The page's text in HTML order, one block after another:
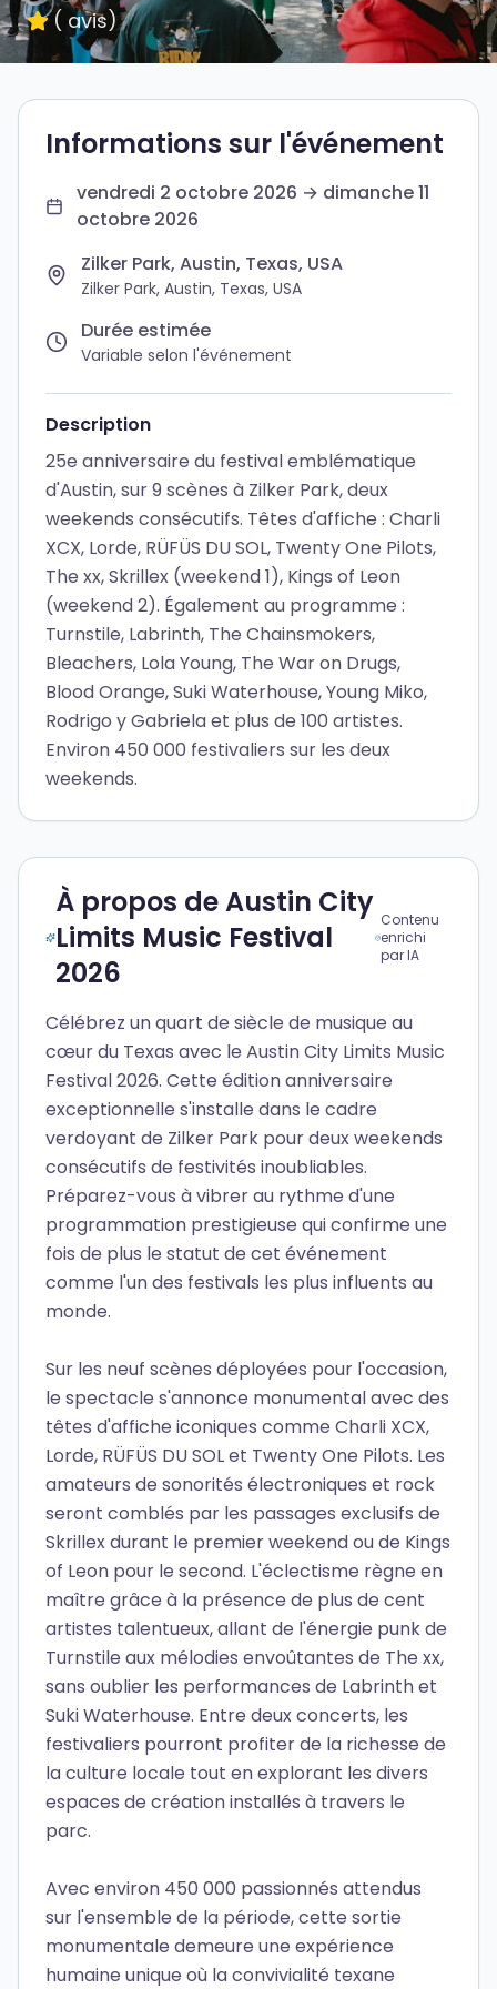
( avis)
Informations sur l'événement
vendredi 2 octobre 2026 → dimanche 11
octobre 2026
Zilker Park, Austin, Texas, USA
Zilker Park, Austin, Texas, USA
Durée estimée
Variable selon l'événement
Description
25e anniversaire du festival emblématique
d'Austin, sur 9 scènes à Zilker Park, deux
weekends consécutifs. Têtes d'affiche : Charli
XCX, Lorde, RÜFÜS DU SOL, Twenty One Pilots,
The xx, Skrillex (weekend 1), Kings of Leon
(weekend 2). Également au programme :
Turnstile, Labrinth, The Chainsmokers,
Bleachers, Lola Young, The War on Drugs,
Blood Orange, Suki Waterhouse, Young Miko,
Rodrigo y Gabriela et plus de 100 artistes.
Environ 450 000 festivaliers sur les deux
weekends.
À propos de Austin City
Limits Music Festival
2026
Contenu
enrichi
par IA
Célébrez un quart de siècle de musique au
cœur du Texas avec le Austin City Limits Music
Festival 2026. Cette édition anniversaire
exceptionnelle s'installe dans le cadre
verdoyant de Zilker Park pour deux weekends
consécutifs de festivités inoubliables.
Préparez-vous à vibrer au rythme d'une
programmation prestigieuse qui confirme une
fois de plus le statut de cet événement
comme l'un des festivals les plus influents au
monde.
Sur les neuf scènes déployées pour l'occasion,
le spectacle s'annonce monumental avec des
têtes d'affiche iconiques comme Charli XCX,
Lorde, RÜFÜS DU SOL et Twenty One Pilots. Les
amateurs de sonorités électroniques et rock
seront comblés par les passages exclusifs de
Skrillex durant le premier weekend ou de Kings
of Leon pour le second. L'éclectisme règne en
maître grâce à la présence de plus de cent
artistes talentueux, allant de l'énergie punk de
Turnstile aux mélodies envoûtantes de The xx,
sans oublier les performances de Labrinth et
Suki Waterhouse. Entre deux concerts, les
festivaliers pourront profiter de la richesse de
la culture locale tout en explorant les divers
espaces de création installés à travers le
parc.
Avec environ 450 000 passionnés attendus
sur l'ensemble de la période, cette sortie
monumentale demeure une expérience
humaine unique où la convivialité texane